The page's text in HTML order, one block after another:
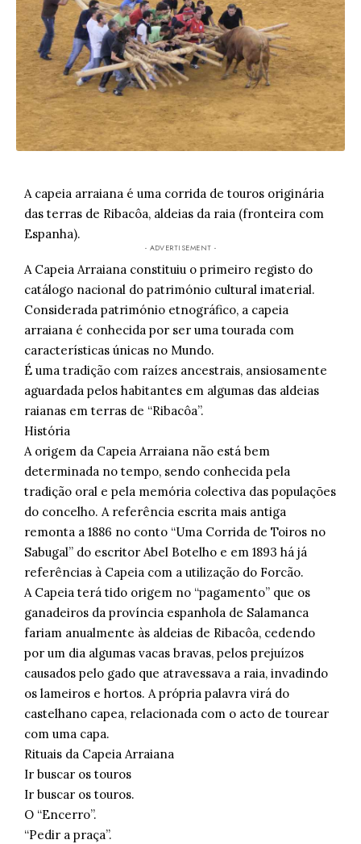
A capeia arraiana é uma corrida de touros originária
das terras de Ribacôa, aldeias da raia (fronteira com
Espanha).
- ADVERTISEMENT -
A Capeia Arraiana constituiu o primeiro registo do
catálogo nacional do património cultural imaterial.
Considerada património etnográfico, a capeia
arraiana é conhecida por ser uma tourada com
características únicas no Mundo.
É uma tradição com raízes ancestrais, ansiosamente
aguardada pelos habitantes em algumas das aldeias
raianas em terras de “Ribacôa”.
História
A origem da Capeia Arraiana não está bem
determinada no tempo, sendo conhecida pela
tradição oral e pela memória colectiva das populações
do concelho. A referência escrita mais antiga
remonta a 1886 no conto “Uma Corrida de Toiros no
Sabugal” do escritor Abel Botelho e em 1893 há já
referências à Capeia com a utilização do Forcão.
A Capeia terá tido origem no “pagamento” que os
ganadeiros da província espanhola de Salamanca
fariam anualmente às aldeias de Ribacôa, cedendo
por um dia algumas vacas bravas, pelos prejuízos
causados pelo gado que atravessava a raia, invadindo
os lameiros e hortos. A própria palavra virá do
castelhano capea, relacionada com o acto de tourear
com uma capa.
Rituais da Capeia Arraiana
Ir buscar os touros
Ir buscar os touros.
O “Encerro”.
“Pedir a praça”.